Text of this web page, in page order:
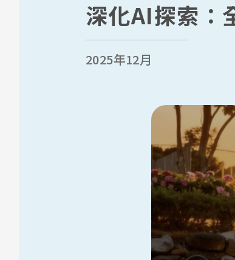
深化AI探索
2025年12月